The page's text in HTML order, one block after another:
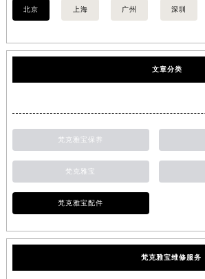
北京 上海 广州 深圳
文章分类
梵克雅宝保养
梵克雅宝
梵克雅宝配件
梵克雅宝维修服务